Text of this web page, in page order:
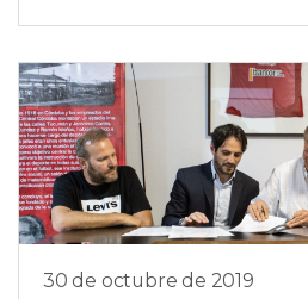
30 de octubre de 2019